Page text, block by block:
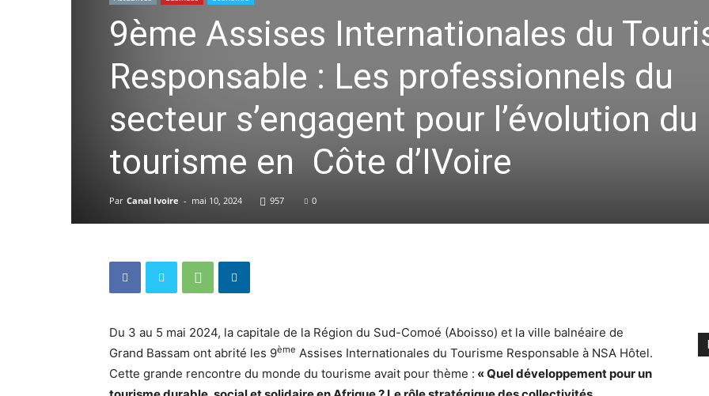
9ème Assises Internationales du
Responsable : Les professionnels du
secteur s’engagent pour l’évolution du
tourisme en Côte d’IVoire
Par Canal Ivoire - mai 10, 2024 957 0
Du 3 au 5 mai 2024, la capitale de la Région du Sud-Comoé (Aboisso) et la ville balnéaire de
Grand Bassam ont abrité les 9ème Assises Internationales du Tourisme Responsable à NSA Hôtel.
Cette grande rencontre du monde du tourisme avait pour thème : « Quel développement pour un